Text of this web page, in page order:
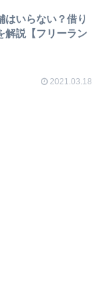
はいらない？借り
解説【フリーラン
2021.03.18